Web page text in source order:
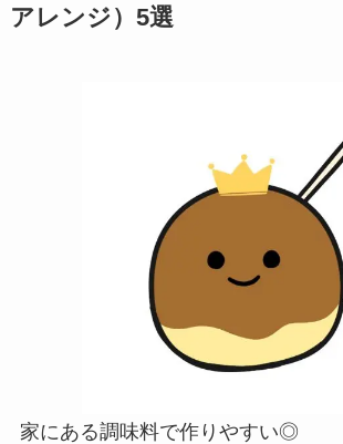
アレンジ）5選
家にある調味料で作りやすい◎